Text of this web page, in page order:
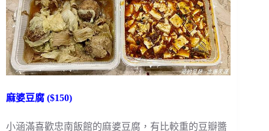
麻婆豆腐 ($150)
小涵滿喜歡忠南飯館的麻婆豆腐，有比較重的豆瓣醬